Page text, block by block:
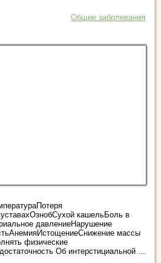
Общие заболевания
кашельБоль в
давлениеНарушение
массы
физические
Об интерстициальной ...